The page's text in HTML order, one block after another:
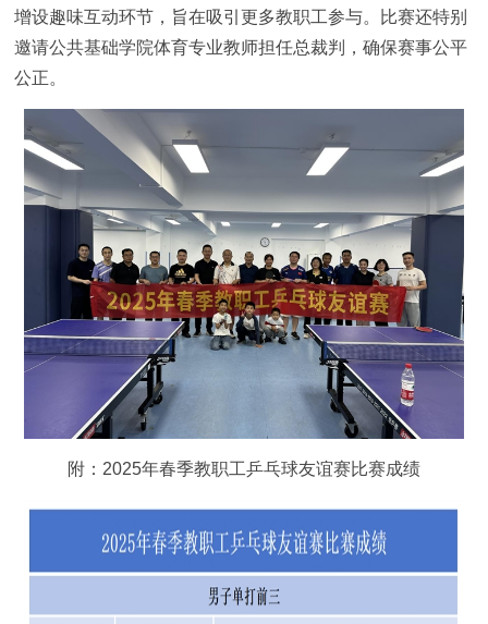
增设趣味互动环节，旨在吸引更多教职工参与。比赛还特别
邀请公共基础学院体育专业教师担任总裁判，确保赛事公平
公正。
附：2025年春季教职工乒乓球友谊赛比赛成绩